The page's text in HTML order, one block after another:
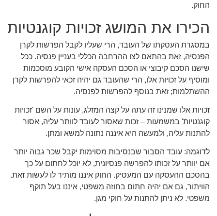
החוק.
הכירו את המושג זכויות קוגנטיות
במסגרת העסקתו של העובד, הרי שעליו לקבל הפרשות לקרן
הפנסיה, זאת בהתאם לצו ההרחבה הכללי בעניין פנסיה. ככל
שישנו הסכם קיבוצי או הסכם העסקה אישי הקובע מוסכמות
ומוסיף על זכויות אלו, הרי שהעובד גם יהיה זכאי להפרשות לקרן
ההשתלמות; זאת בנוסף להפרשות לפנסיה.
זכויות אלו שמנינו זה עתה על קצה המזלג, עונות על השם 'זכויות
קוגנטיות' במשמעות – זכות שאסור לעובד לוותר עליה, אסור
להתנות עליה, ולמעשה היא איננה נתונה למשא ומתן.
לדוגמה: עובד הסבור שבנסיבות מסוימות יקבל שכר גבוה יותר
אם יוותר על זכותו להפרשה פנסיונית, לא יוכל לחתום על כך
בהסכם ההעסקה עם המעסיק. החוק איננו מותיר לו לעשות זאת.
הוויתור, גם אם יהיה חתום בחוזה משפטי, איננו בעל תוקף
משפטי. לא ניתן להתנות על חוקי מגן.